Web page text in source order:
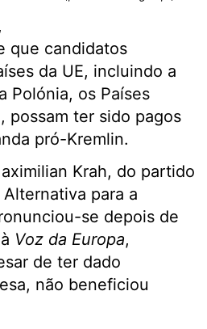
que candidatos
da UE, incluindo a
Polónia, os Países
possam ter sido pagos
pró-Kremlin.
Krah, do partido
para a
se depois de
Voz da Europa,
de ter dado
não beneficiou